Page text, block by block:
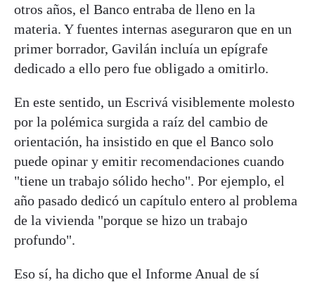
otros años, el Banco entraba de lleno en la
materia. Y fuentes internas aseguraron que en un
primer borrador, Gavilán incluía un epígrafe
dedicado a ello pero fue obligado a omitirlo.
En este sentido, un Escrivá visiblemente molesto
por la polémica surgida a raíz del cambio de
orientación, ha insistido en que el Banco solo
puede opinar y emitir recomendaciones cuando
"tiene un trabajo sólido hecho". Por ejemplo, el
año pasado dedicó un capítulo entero al problema
de la vivienda "porque se hizo un trabajo
profundo".
Eso sí, ha dicho que el Informe Anual de sí